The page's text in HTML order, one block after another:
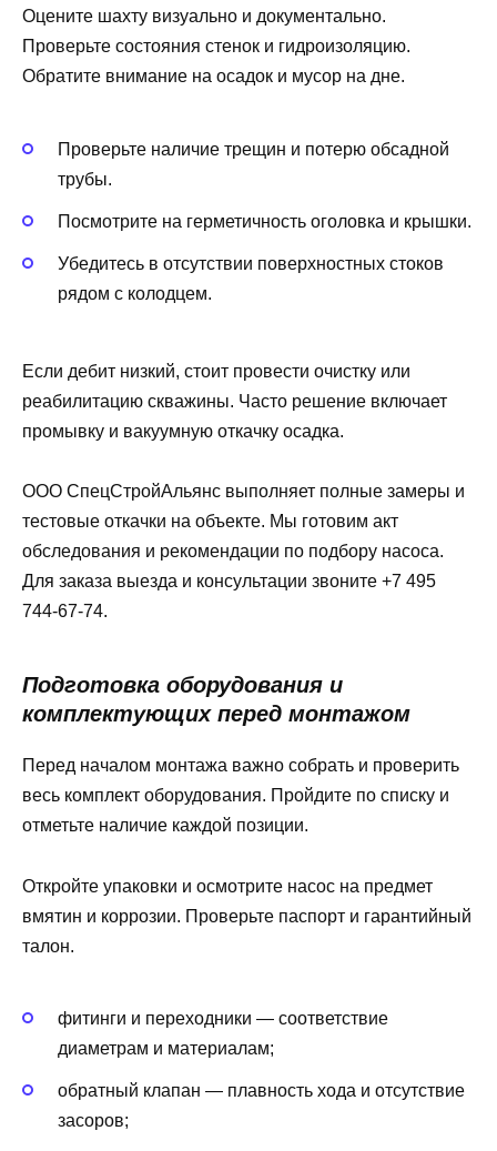
Оцените шахту визуально и документально.
Проверьте состояния стенок и гидроизоляцию.
Обратите внимание на осадок и мусор на дне.
Проверьте наличие трещин и потерю обсадной
трубы.
Посмотрите на герметичность оголовка и крышки.
Убедитесь в отсутствии поверхностных стоков
рядом с колодцем.
Если дебит низкий, стоит провести очистку или
реабилитацию скважины. Часто решение включает
промывку и вакуумную откачку осадка.
ООО СпецСтройАльянс выполняет полные замеры и
тестовые откачки на объекте. Мы готовим акт
обследования и рекомендации по подбору насоса.
Для заказа выезда и консультации звоните +7 495
744-67-74.
Подготовка оборудования и
комплектующих перед монтажом
Перед началом монтажа важно собрать и проверить
весь комплект оборудования. Пройдите по списку и
отметьте наличие каждой позиции.
Откройте упаковки и осмотрите насос на предмет
вмятин и коррозии. Проверьте паспорт и гарантийный
талон.
фитинги и переходники — соответствие
диаметрам и материалам;
обратный клапан — плавность хода и отсутствие
засоров;